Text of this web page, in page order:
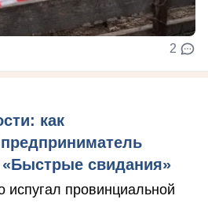
2
как
свидания»
испугал провинциальной